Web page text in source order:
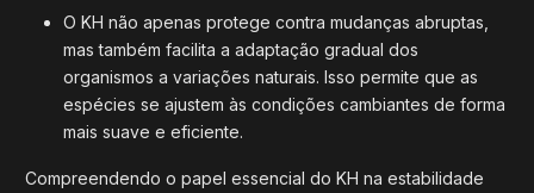
O KH não apenas protege contra mudanças abruptas,
mas também facilita a adaptação gradual dos
organismos a variações naturais. Isso permite que as
espécies se ajustem às condições cambiantes de forma
mais suave e eficiente.
Compreendendo o papel essencial do KH na estabilidade